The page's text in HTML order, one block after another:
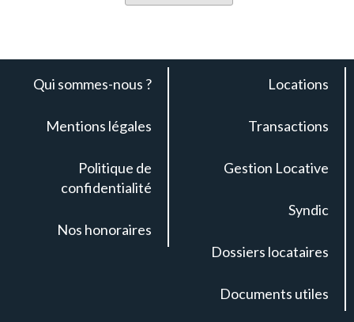
Qui sommes-nous ?
Mentions légales
Politique de
confidentialité
Nos honoraires
Locations
Transactions
Gestion Locative
Syndic
Dossiers locataires
Documents utiles